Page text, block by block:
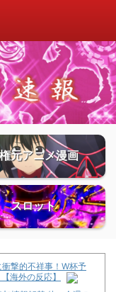
元アニメ漫画
スロット
撃的不祥事！W杯予
海外の反応】